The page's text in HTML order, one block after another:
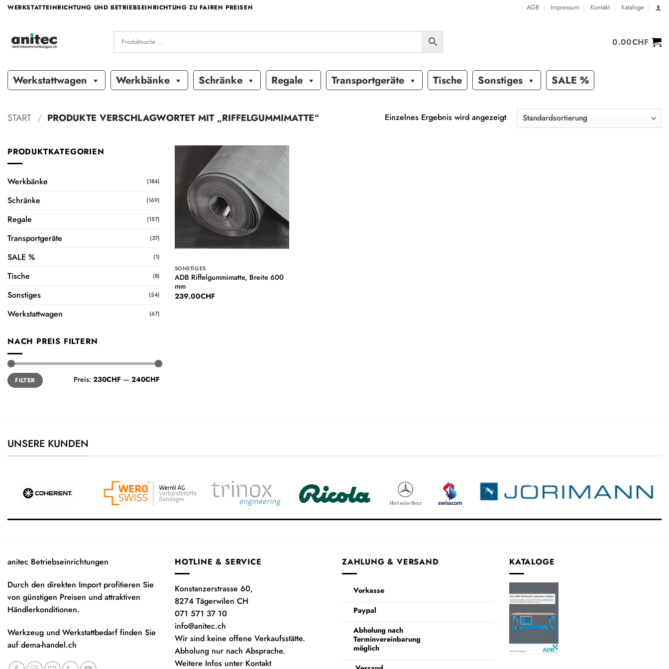
ZumWERKSTATTEINRICHTUNG UND BETRIEBSEINRICHTUNG ZU FAIREN PREISEN AGB Impressum Kontakt Kataloge
0.00CHF
Werkstattwagen Werkbänke Schränke Regale Transportgeräte Tische Sonstiges SALE %
START / PRODUKTE VERSCHLAGWORTET MIT „RIFFELGUMMIMATTE“ Einzelnes Ergebnis wird angezeigt
PRODUKTKATEGORIEN
Werkbänke (184)
Schränke (169)
Regale (157)
Transportgeräte (37)
SALE % (1)
Tische (8)
Sonstiges (54)
Werkstattwagen (67)
NACH PREIS FILTERN
Min.
Preis
Max.
PreisFILTER Preis: 230CHF — 240CHF
SONSTIGES
ADB Riffelgummimatte, Breite 600
mm
239.00CHF
UNSERE KUNDEN
anitec Betriebseinrichtungen
Durch den direkten Import profitieren Sie
von günstigen Preisen und attraktiven
Händlerkonditionen.
Werkzeug und Werkstattbedarf finden Sie
aufdema-handel.ch
HOTLINE & SERVICE
Konstanzerstrasse 60,
8274 Tägerwilen CH
071 571 37 10
info@anitec.ch
Wir sind keine offene Verkaufsstätte.
Abholung nur nach Absprache.
Weitere Infos unter Kontakt
ZAHLUNG & VERSAND
Vorkasse
Paypal
Abholung nach
Terminvereinbarung
möglich
KATALOGE